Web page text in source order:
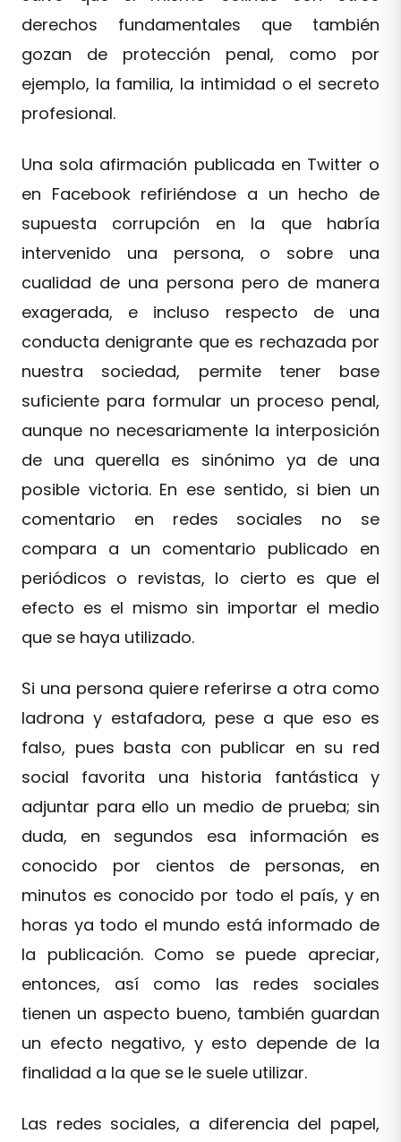
derechos fundamentales que también
gozan de protección penal, como por
ejemplo, la familia, la intimidad o el secreto
profesional.
Una sola afirmación publicada en Twitter o
en Facebook refiriéndose a un hecho de
supuesta corrupción en la que habría
intervenido una persona, o sobre una
cualidad de una persona pero de manera
exagerada, e incluso respecto de una
conducta denigrante que es rechazada por
nuestra sociedad, permite tener base
suficiente para formular un proceso penal,
aunque no necesariamente la interposición
de una querella es sinónimo ya de una
posible victoria. En ese sentido, si bien un
comentario en redes sociales no se
compara a un comentario publicado en
periódicos o revistas, lo cierto es que el
efecto es el mismo sin importar el medio
que se haya utilizado.
Si una persona quiere referirse a otra como
ladrona y estafadora, pese a que eso es
falso, pues basta con publicar en su red
social favorita una historia fantástica y
adjuntar para ello un medio de prueba; sin
duda, en segundos esa información es
conocido por cientos de personas, en
minutos es conocido por todo el país, y en
horas ya todo el mundo está informado de
la publicación. Como se puede apreciar,
entonces, así como las redes sociales
tienen un aspecto bueno, también guardan
un efecto negativo, y esto depende de la
finalidad a la que se le suele utilizar.
Las redes sociales, a diferencia del papel,